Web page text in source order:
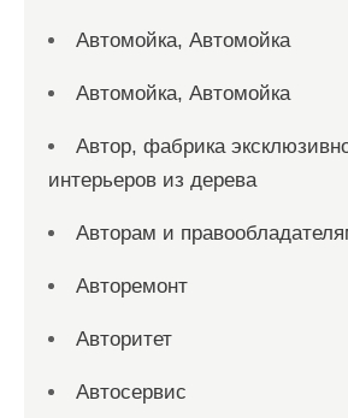
Автомойка, Автомойка
Автомойка, Автомойка
Автор, фабрика
интерьеров из дерева
Авторам и
Авторемонт
Авторитет
Автосервис